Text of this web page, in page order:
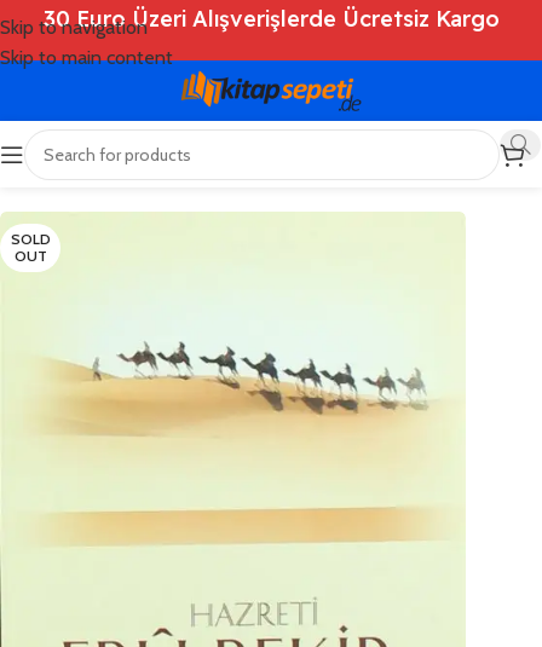
Skip to navigation
Skip to main content
30 Euro Üzeri Alışverişlerde Ücretsiz Kargo
Ana Sayfa Shop
SOLD
OUT